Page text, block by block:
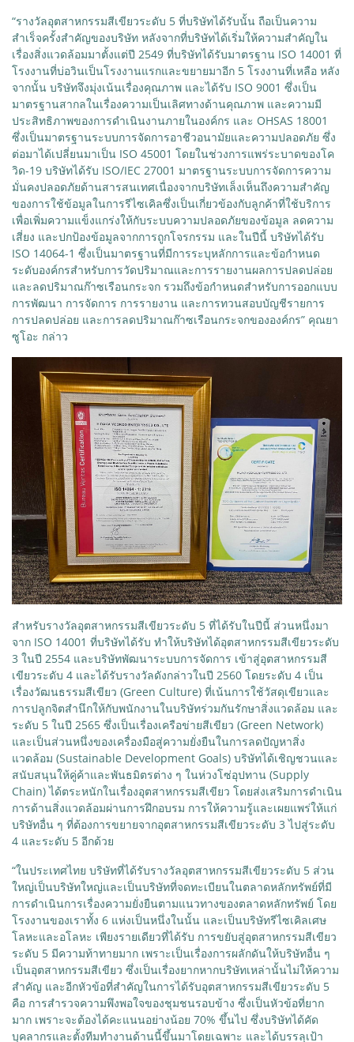
“รางวัลอุตสาหกรรมสีเขียวระดับ 5 ที่บริษัทได้รับนั้น ถือเป็นความ
สำเร็จครั้งสำคัญของบริษัท หลังจากที่บริษัทได้เริ่มให้ความสำคัญใน
เรื่องสิ่งแวดล้อมมาตั้งแต่ปี 2549 ที่บริษัทได้รับมาตรฐาน ISO 14001 ที่
โรงงานที่บ่อวินเป็นโรงงานแรกและขยายมาอีก 5 โรงงานที่เหลือ หลัง
จากนั้น บริษัทจึงมุ่งเน้นเรื่องคุณภาพ และได้รับ ISO 9001 ซึ่งเป็น
มาตรฐานสากลในเรื่องความเป็นเลิศทางด้านคุณภาพ และความมี
ประสิทธิภาพของการดำเนินงานภายในองค์กร และ OHSAS 18001
ซึ่งเป็นมาตรฐานระบบการจัดการอาชีวอนามัยและความปลอดภัย ซึ่ง
ต่อมาได้เปลี่ยนมาเป็น ISO 45001 โดยในช่วงการแพร่ระบาดของโค
วิด-19 บริษัทได้รับ ISO/IEC 27001 มาตรฐานระบบการจัดการความ
มั่นคงปลอดภัยด้านสารสนเทศเนื่องจากบริษัทเล็งเห็นถึงความสำคัญ
ของการใช้ข้อมูลในการรีไซเคิลซึ่งเป็นเกี่ยวข้องกับลูกค้าที่ใช้บริการ
เพื่อเพิ่มความแข็งแกร่งให้กับระบบความปลอดภัยของข้อมูล ลดความ
เสี่ยง และปกป้องข้อมูลจากการถูกโจรกรรม และในปีนี้ บริษัทได้รับ
ISO 14064-1 ซึ่งเป็นมาตรฐานที่มีการระบุหลักการและข้อกำหนด
ระดับองค์กรสำหรับการวัดปริมาณและการรายงานผลการปลดปล่อย
และลดปริมาณก๊าซเรือนกระจก รวมถึงข้อกำหนดสำหรับการออกแบบ
การพัฒนา การจัดการ การรายงาน และการทวนสอบบัญชีรายการ
การปลดปล่อย และการลดปริมาณก๊าซเรือนกระจกขององค์กร” คุณยา
ซูโอะ กล่าว
สำหรับรางวัลอุตสาหกรรมสีเขียวระดับ 5 ที่ได้รับในปีนี้ ส่วนหนึ่งมา
จาก ISO 14001 ที่บริษัทได้รับ ทำให้บริษัทได้อุตสาหกรรมสีเขียวระดับ
3 ในปี 2554 และบริษัทพัฒนาระบบการจัดการ เข้าสู่อุตสาหกรรมสี
เขียวระดับ 4 และได้รับรางวัลดังกล่าวในปี 2560 โดยระดับ 4 เป็น
เรื่องวัฒนธรรมสีเขียว (Green Culture) ที่เน้นการใช้วัสดุเขียวและ
การปลูกจิตสำนึกให้กับพนักงานในบริษัทร่วมกันรักษาสิ่งแวดล้อม และ
ระดับ 5 ในปี 2565 ซึ่งเป็นเรื่องเครือข่ายสีเขียว (Green Network)
และเป็นส่วนหนึ่งของเครื่องมือสู่ความยั่งยืนในการลดปัญหาสิ่ง
แวดล้อม (Sustainable Development Goals) บริษัทได้เชิญชวนและ
สนับสนุนให้คู่ค้าและพันธมิตรต่าง ๆ ในห่วงโซ่อุปทาน (Supply
Chain) ได้ตระหนักในเรื่องอุตสาหกรรมสีเขียว โดยส่งเสริมการดำเนิน
การด้านสิ่งแวดล้อมผ่านการฝึกอบรม การให้ความรู้และเผยแพร่ให้แก่
บริษัทอื่น ๆ ที่ต้องการขยายจากอุตสาหกรรมสีเขียวระดับ 3 ไปสู่ระดับ
4 และระดับ 5 อีกด้วย
“ในประเทศไทย บริษัทที่ได้รับรางวัลอุตสาหกรรมสีเขียวระดับ 5 ส่วน
ใหญ่เป็นบริษัทใหญ่และเป็นบริษัทที่จดทะเบียนในตลาดหลักทรัพย์ที่มี
การดำเนินการเรื่องความยั่งยืนตามแนวทางของตลาดหลักทรัพย์ โดย
โรงงานของเราทั้ง 6 แห่งเป็นหนึ่งในนั้น และเป็นบริษัทรีไซเคิลเศษ
โลหะและอโลหะ เพียงรายเดียวที่ได้รับ การขยับสู่อุตสาหกรรมสีเขียว
ระดับ 5 มีความท้าทายมาก เพราะเป็นเรื่องการผลักดันให้บริษัทอื่น ๆ
เป็นอุตสาหกรรมสีเขียว ซึ่งเป็นเรื่องยากหากบริษัทเหล่านั้นไม่ให้ความ
สำคัญ และอีกหัวข้อที่สำคัญในการได้รับอุตสาหกรรมสีเขียวระดับ 5
คือ การสำรวจความพึงพอใจของชุมชนรอบข้าง ซึ่งเป็นหัวข้อที่ยาก
มาก เพราะจะต้องได้คะแนนอย่างน้อย 70% ขึ้นไป ซึ่งบริษัทได้คัด
บุคลากรและตั้งทีมทำงานด้านนี้ขึ้นมาโดยเฉพาะ และได้บรรลุเป้า